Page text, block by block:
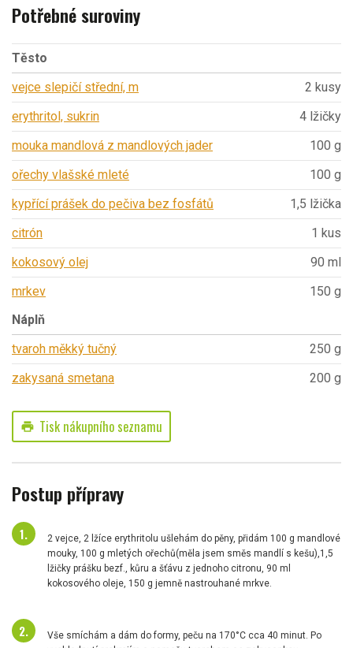
Potřebné suroviny
Těsto
vejce slepičí střední, m
2 kusy
erythritol, sukrin
4 lžičky
mouka mandlová z mandlových jader
100 g
ořechy vlašské mleté
100 g
kypřící prášek do pečiva bez fosfátů
1,5 lžička
citrón
1 kus
kokosový olej
90 ml
mrkev
150 g
Náplň
tvaroh měkký tučný
250 g
zakysaná smetana
200 g
print Tisk nákupního seznamu
Postup přípravy
2 vejce, 2 lžíce erythritolu ušlehám do pěny, přidám 100 g mandlové
mouky, 100 g mletých ořechů(měla jsem směs mandlí s kešu),1,5
lžičky prášku bezf., kůru a šťávu z jednoho citronu, 90 ml
kokosového oleje, 150 g jemně nastrouhané mrkve.
Vše smíchám a dám do formy, peču na 170°C cca 40 minut. Po